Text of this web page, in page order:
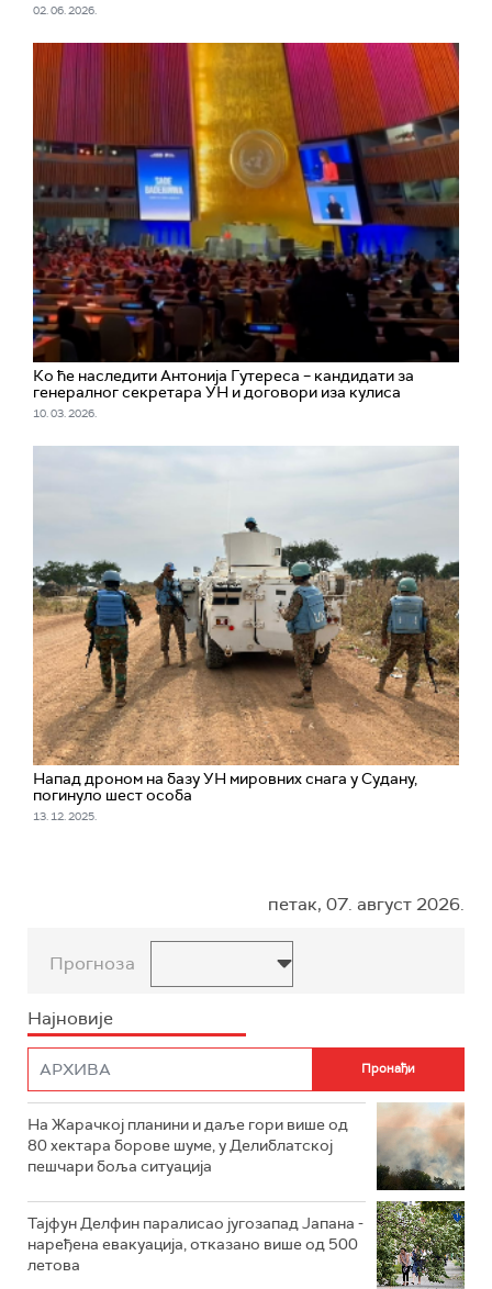
02. 06. 2026.
Ко ће наследити Антонија Гутереса – кандидати за
генералног секретара УН и договори иза кулиса
10. 03. 2026.
Напад дроном на базу УН мировних снага у Судану,
погинуло шест особа
13. 12. 2025.
петак, 07. август 2026.
Прогноза
Најновије
На Жарачкој планини и даље гори више од
80 хектара борове шуме, у Делиблатској
пешчари боља ситуација
Тајфун Делфин паралисао југозапад Јапана -
наређена евакуација, отказано више од 500
летова